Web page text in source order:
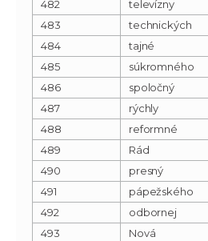
482
televízny
483
technických
484
tajné
485
súkromného
486
spoločný
487
rýchly
488
reformné
489
Rád
490
presný
491
pápežského
492
odbornej
493
Nová